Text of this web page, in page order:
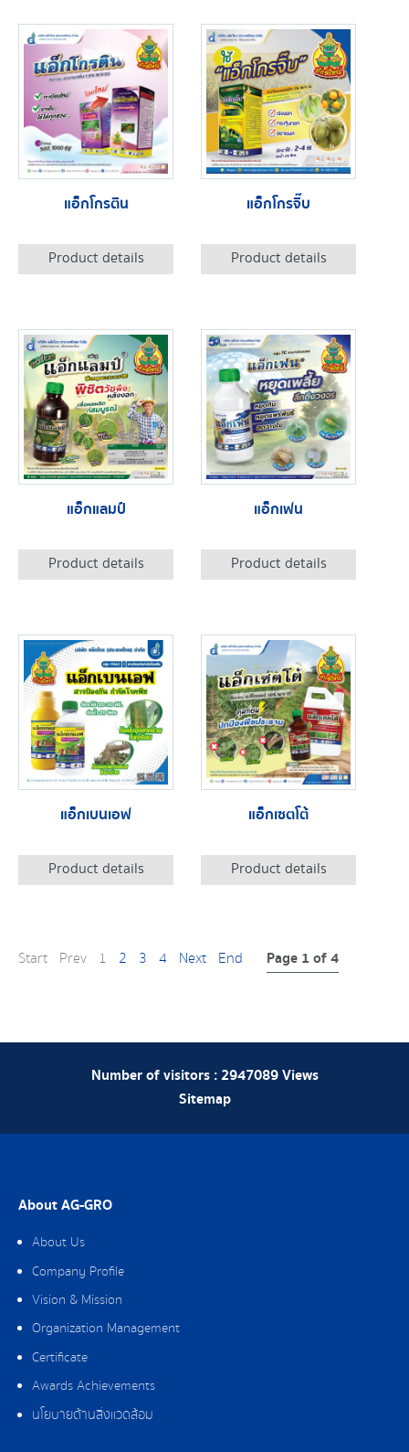
แอ็กโกรติน
Product details
แอ็กโกรจิ๊บ
Product details
แอ็กแลมป์
Product details
แอ็กเฟน
Product details
แอ็กเบนเอฟ
Product details
แอ็กเซตโต้
Product details
Start Prev 1 2 3 4 Next End Page 1 of 4
Number of visitors :2947089Views
Sitemap
About AG-GRO
About Us
Company Profile
Vision & Mission
Organization Management
Certificate
Awards Achievements
นโยบายด้านสิ่งแวดล้อม